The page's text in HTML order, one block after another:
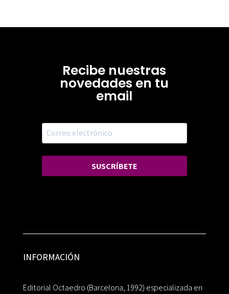
Recibe nuestras
novedades en tu
email
SUSCRÍBETE
INFORMACIÓN
Editorial Octaedro (Barcelona, 1992) especializada en